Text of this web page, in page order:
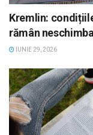
Kremlin:
rămân
IUNIE 29, 2026